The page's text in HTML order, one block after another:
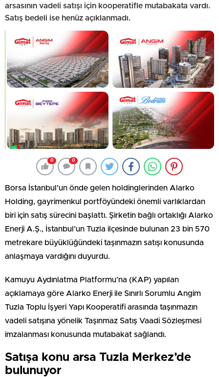
arsasının vadeli satışı için kooperatifle mutabakata vardı.
Satış bedeli ise henüz açıklanmadı.
0 0
Borsa İstanbul’un önde gelen holdinglerinden Alarko
Holding, gayrimenkul portföyündeki önemli varlıklardan
biri için satış sürecini başlattı. Şirketin bağlı ortaklığı Alarko
Enerji A.Ş., İstanbul’un Tuzla ilçesinde bulunan 23 bin 570
metrekare büyüklüğündeki taşınmazın satışı konusunda
anlaşmaya vardığını duyurdu.
Kamuyu Aydınlatma Platformu’na (KAP) yapılan
açıklamaya göre Alarko Enerji ile Sınırlı Sorumlu Angim
Tuzla Toplu İşyeri Yapı Kooperatifi arasında taşınmazın
vadeli satışına yönelik Taşınmaz Satış Vaadi Sözleşmesi
imzalanması konusunda mutabakat sağlandı.
Satışa konu arsa Tuzla Merkez’de
bulunuyor